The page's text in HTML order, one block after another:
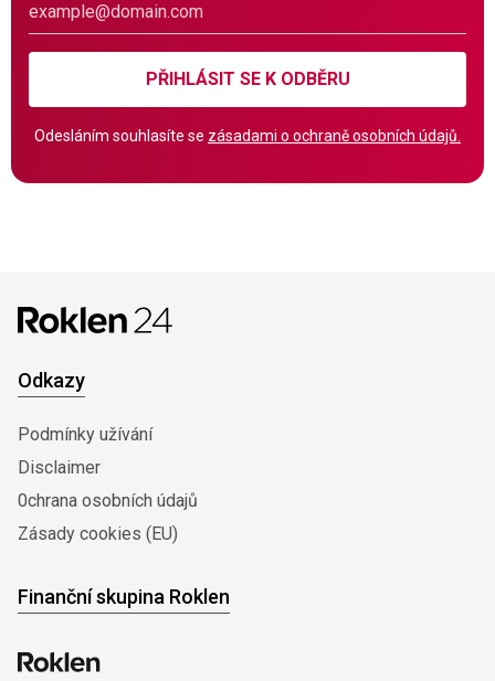
PŘIHLÁSIT SE K ODBĚRU
Odesláním souhlasíte se zásadami o ochraně osobních údajů.
Odkazy
Podmínky užívání
Disclaimer
0chrana osobních údajů
Zásady cookies (EU)
Finanční skupina Roklen